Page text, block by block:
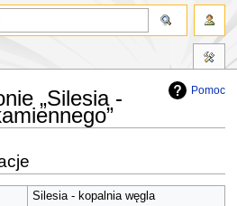
Pomoc
„Silesia -
Silesia - kopalnia węgla